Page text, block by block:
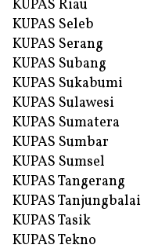
KUPAS Riau
KUPAS Seleb
KUPAS Serang
KUPAS Subang
KUPAS Sukabumi
KUPAS Sulawesi
KUPAS Sumatera
KUPAS Sumbar
KUPAS Sumsel
KUPAS Tangerang
KUPAS Tanjungbalai
KUPAS Tasik
KUPAS Tekno